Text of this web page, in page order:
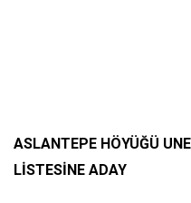
ASLANTEPE HÖYÜĞÜ
LİSTESİNE ADAY